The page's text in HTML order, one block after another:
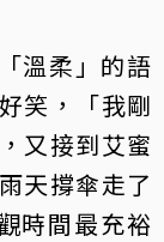
溫柔」的語
笑，「我剛
又接到艾蜜
天撐傘走了
時間最充裕